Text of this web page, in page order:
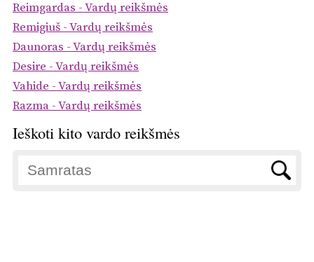
Reimgardas - Vardų reikšmės
Remigiuš - Vardų reikšmės
Daunoras - Vardų reikšmės
Desire - Vardų reikšmės
Vahide - Vardų reikšmės
Razma - Vardų reikšmės
Ieškoti kito vardo reikšmės